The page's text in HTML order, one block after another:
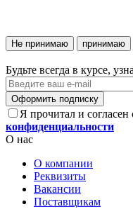
Не принимаю принимаю
Будьте всегда в курсе,
Оформить подписку
Я прочитал и согласен
конфиденциальности
О нас
О компании
Реквизиты
Вакансии
Поставщикам